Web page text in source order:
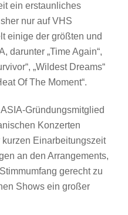
ein erstaunliches
nur auf VHS
einige der größten und
darunter „Time Again“,
„Wildest Dreams“
Of The Moment“.
Gründungsmitglied
Konzerten
Einarbeitungszeit
an den Arrangements,
gerecht zu
Shows ein großer